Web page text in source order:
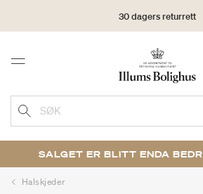
30 dagers returrett
Menu
SØK
SALGET ER BLITT ENDA
Halskjeder